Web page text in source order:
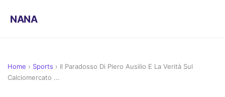
NANA
Home › Sports › Il Paradosso Di Piero Ausilio E La Verità Sul
Calciomercato ...